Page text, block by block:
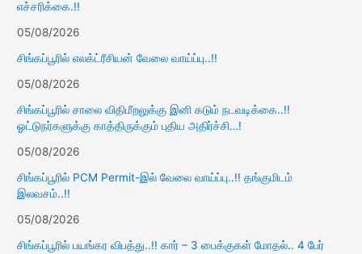
எச்சரிக்கை.!!
05/08/2026
சிங்கப்பூரில் எலக்ட்ரீசியன் வேலை வாய்ப்பு..!!
05/08/2026
சிங்கப்பூரில் சாலை விதிமீறலுக்கு இனி கடும் நடவடிக்கை..!!
ஓட்டுநர்களுக்கு காத்திருக்கும் புதிய அதிர்ச்சி…!
05/08/2026
சிங்கப்பூரில் PCM Permit-இல் வேலை வாய்ப்பு..!! தங்குமிடம்
இலவசம்..!!
05/08/2026
சிங்கப்பூரில் பயங்கர விபத்து..!! கார் – 3 பைக்குகள் மோதல்.. 4 பேர்